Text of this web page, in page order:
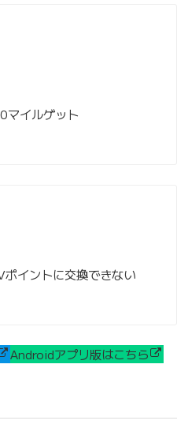
マイルゲット
イントに交換できない
Androidアプリ版はこちら